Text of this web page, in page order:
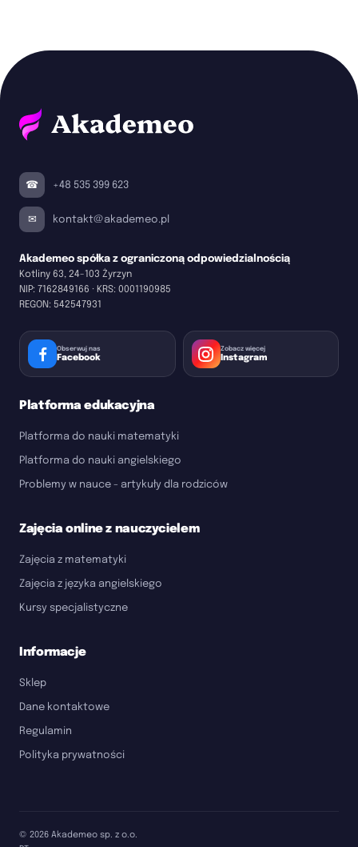
+48 535 399 623
kontakt@akademeo.pl
Akademeo spółka z ograniczoną odpowiedzialnością
Kotliny 63, 24-103 Żyrzyn
NIP: 7162849166 · KRS: 0001190985
REGON: 542547931
Obserwuj nas
Facebook
Zobacz więcej
Instagram
Platforma edukacyjna
Platforma do nauki matematyki
Platforma do nauki angielskiego
Problemy w nauce - artykuły dla rodziców
Zajęcia online z nauczycielem
Zajęcia z matematyki
Zajęcia z języka angielskiego
Kursy specjalistyczne
Informacje
Sklep
Dane kontaktowe
Regulamin
Polityka prywatności
© 2026 Akademeo sp. z o.o.